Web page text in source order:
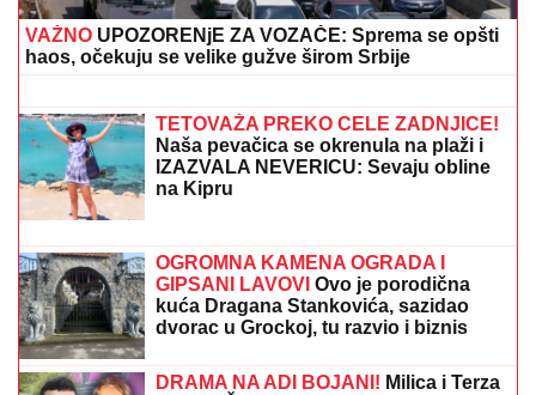
KAMION SA PRIKOLICOM POKOSIO
PUTARE! Detalji stravične nesreće
NIJE IM BILO SPASA!